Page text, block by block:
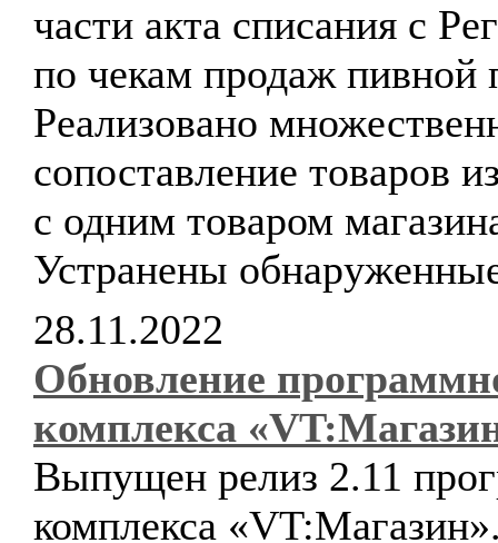
части акта списания с
по чекам продаж пивной
Реализовано
сопоставление товаров
с одним товаром
Устранены
28.11.2022
Обновление
комплекса
Выпущен релиз 2.11
комплекса